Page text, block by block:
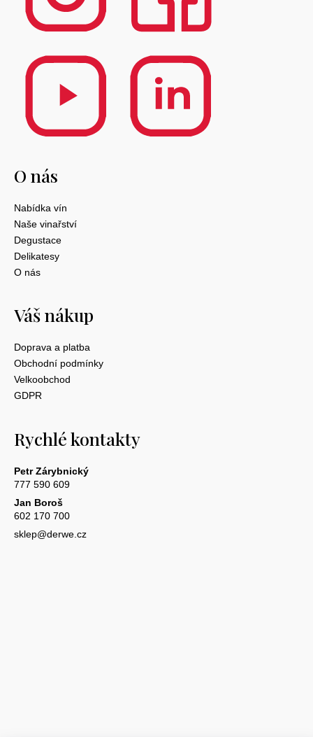
O nás
Nabídka vín
Naše vinařství
Degustace
Delikatesy
O nás
Váš nákup
Doprava a platba
Obchodní podmínky
Velkoobchod
GDPR
Rychlé kontakty
Petr Zárybnický
777 590 609
Jan Boroš
602 170 700
sklep@derwe.cz